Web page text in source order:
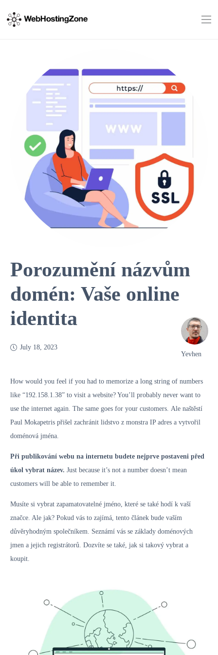
Porozumění názvům
domén: Vaše online
identita
July 18, 2023
Yevhen
How would you feel if you had to memorize a long string of numbers
like “192.158.1.38” to visit a website? You’ll probably never want to
use the internet again. The same goes for your customers. Ale naštěstí
Paul Mokapetris přišel zachránit lidstvo z monstra IP adres a vytvořil
doménová jména.
Při publikování webu na internetu budete nejprve postaveni před
úkol vybrat název. Just because it’s not a number doesn’t mean
customers will be able to remember it.
Musíte si vybrat zapamatovatelné jméno, které se také hodí k vaší
značce. Ale jak? Pokud vás to zajímá, tento článek bude vaším
důvěryhodným společníkem. Seznámí vás se základy doménových
jmen a jejich registrátorů. Dozvíte se také, jak si takový vybrat a
koupit.